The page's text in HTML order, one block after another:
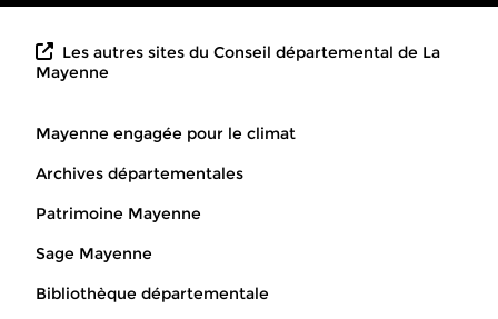
Les autres sites du Conseil départemental de La
Mayenne
Mayenne engagée pour le climat
Archives départementales
Patrimoine Mayenne
Sage Mayenne
Bibliothèque départementale